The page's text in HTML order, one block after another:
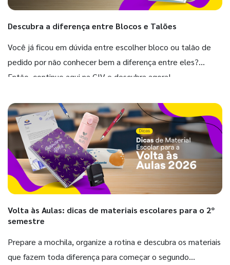
Descubra a diferença entre Blocos e Talões
Você já ficou em dúvida entre escolher bloco ou talão de
pedido por não conhecer bem a diferença entre eles?
Então, continue aqui na GIV e descubra agora!
Volta às Aulas: dicas de materiais escolares para o 2º
semestre
Prepare a mochila, organize a rotina e descubra os materiais
que fazem toda diferença para começar o segundo